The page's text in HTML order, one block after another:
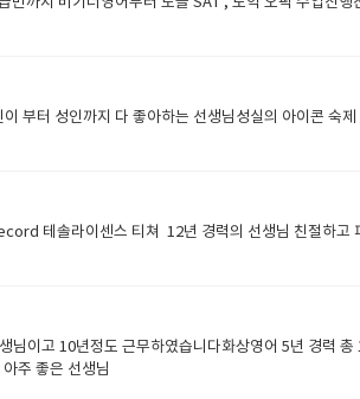
부터 성인까지 다 좋아하는 선생님성실의 아이콘 숙
테솔라이센스 티쳐 12년 경력의 선생님 친절하고
님이고 10년정도 근무하였습니다화상영어 5년 경력
주 좋은 선생님